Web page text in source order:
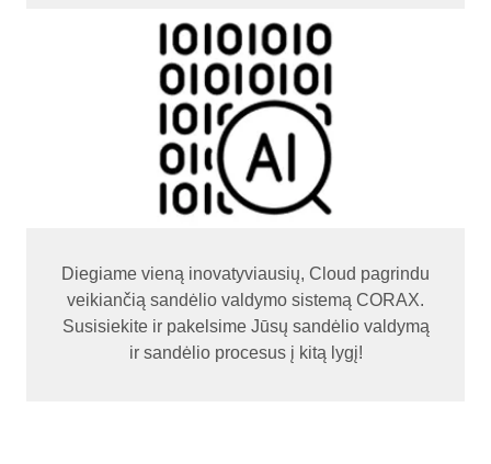
Diegiame vieną inovatyviausių, Cloud pagrindu
veikiančią sandėlio valdymo sistemą CORAX.
Susisiekite ir pakelsime Jūsų sandėlio valdymą
ir sandėlio procesus į kitą lygį!